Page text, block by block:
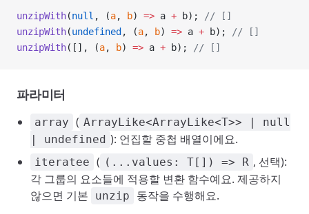
unzipWith(null , (a, b) => a + b);
// []
unzipWith(undefined , (a, b) => a + b);
// []
unzipWith([], (a, b) => a + b); // []
파라미터
array ( ArrayLike<ArrayLike<T>> | null
| undefined ): 언집할 중첩 배열이에요.
iteratee ( (...values: T[]) => R , 선택):
각 그룹의 요소들에 적용할 변환 함수예요. 제공하지
않으면 기본
unzip 동작을 수행해요.